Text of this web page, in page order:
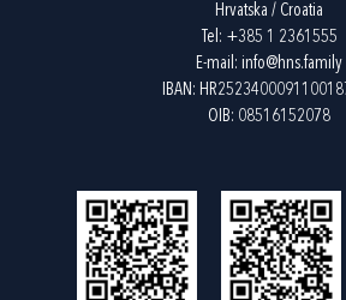
Hrvatska / Croatia
Tel: +385 1 2361555
E-mail: info@hns.family
IBAN:
OIB: 08516152078